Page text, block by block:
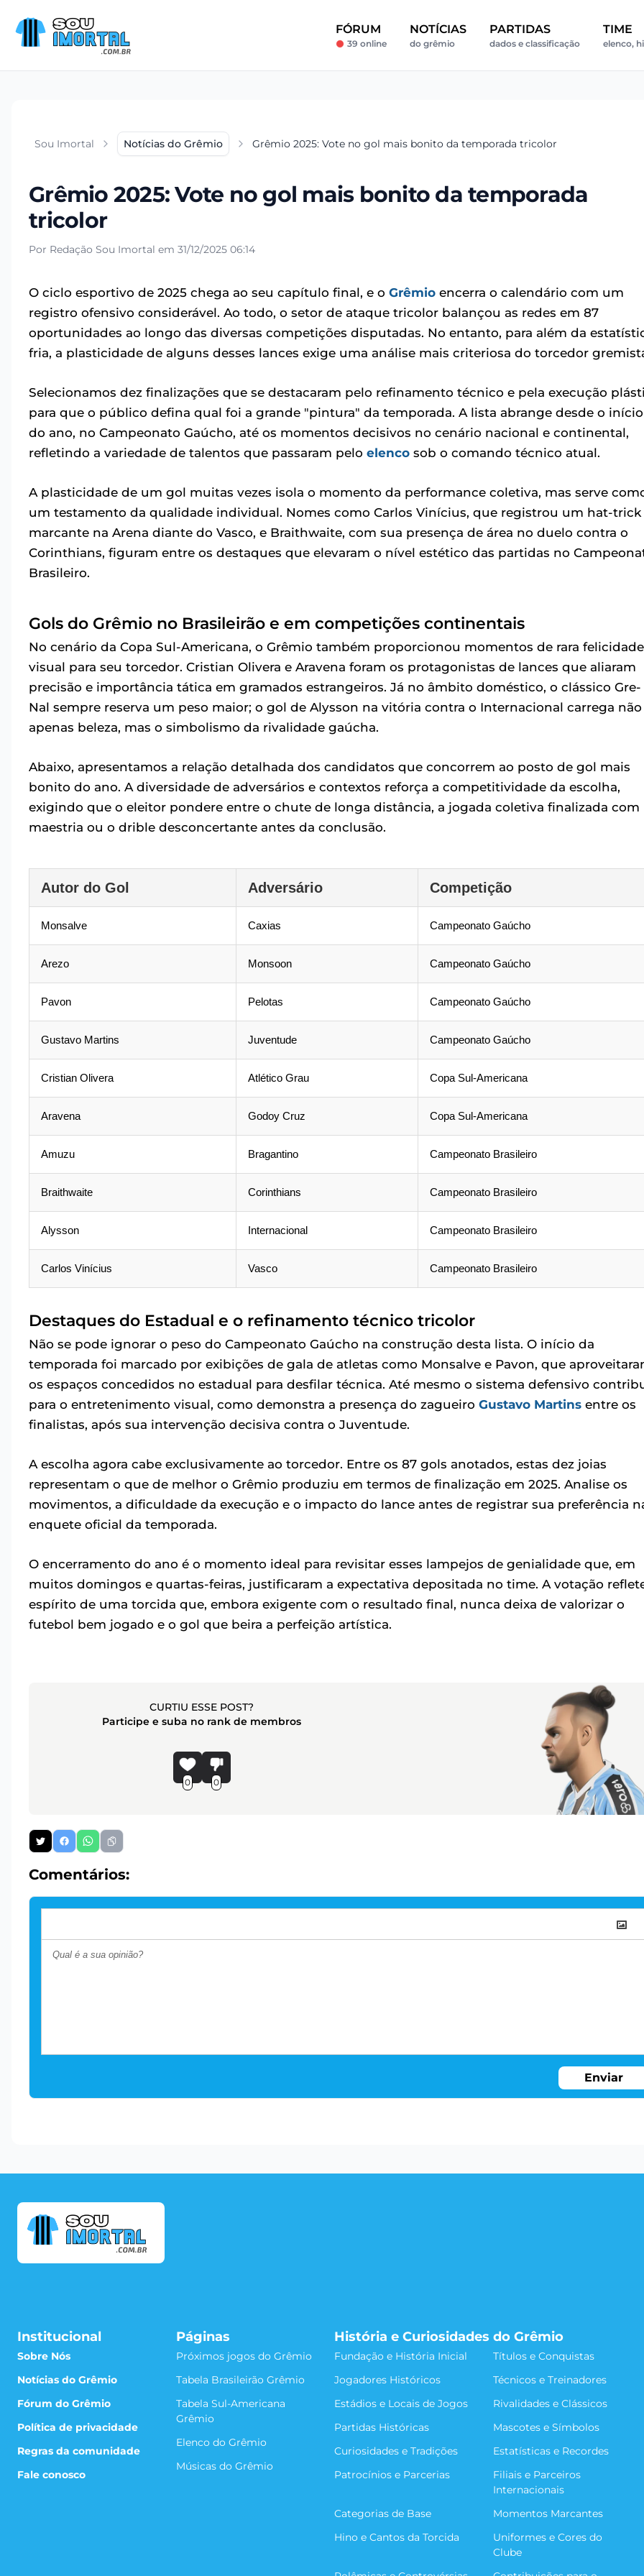
FÓRUM
39 online
NOTÍCIAS
do grêmio
PARTIDAS
dados e classificação
TIME
elenco,
Sou Imortal Notícias do Grêmio Grêmio 2025: Vote no gol mais bonito da temporada tricolor
Grêmio 2025: Vote no gol mais bonito da temporada
tricolor
Por Redação Sou Imortal em 31/12/2025 06:14
O ciclo esportivo de 2025 chega ao seu capítulo final, e o Grêmio encerra o calendário com um
registro ofensivo considerável. Ao todo, o setor de ataque tricolor balançou as redes em 87
oportunidades ao longo das diversas competições disputadas. No entanto, para além da
fria, a plasticidade de alguns desses lances exige uma análise mais criteriosa do torcedor
Selecionamos dez finalizações que se destacaram pelo refinamento técnico e pela execução
para que o público defina qual foi a grande "pintura" da temporada. A lista abrange desde o início
do ano, no Campeonato Gaúcho, até os momentos decisivos no cenário nacional e continental,
refletindo a variedade de talentos que passaram pelo elenco sob o comando técnico atual.
A plasticidade de um gol muitas vezes isola o momento da performance coletiva, mas serve
um testamento da qualidade individual. Nomes como Carlos Vinícius, que registrou um hat-trick
marcante na Arena diante do Vasco, e Braithwaite, com sua presença de área no duelo contra o
Corinthians, figuram entre os destaques que elevaram o nível estético das partidas no
Brasileiro.
Gols do Grêmio no Brasileirão e em competições continentais
No cenário da Copa Sul-Americana, o Grêmio também proporcionou momentos de rara felicidade
visual para seu torcedor. Cristian Olivera e Aravena foram os protagonistas de lances que aliaram
precisão e importância tática em gramados estrangeiros. Já no âmbito doméstico, o clássico Gre-
Nal sempre reserva um peso maior; o gol de Alysson na vitória contra o Internacional carrega não
apenas beleza, mas o simbolismo da rivalidade gaúcha.
Abaixo, apresentamos a relação detalhada dos candidatos que concorrem ao posto de gol mais
bonito do ano. A diversidade de adversários e contextos reforça a competitividade da escolha,
exigindo que o eleitor pondere entre o chute de longa distância, a jogada coletiva finalizada com
maestria ou o drible desconcertante antes da conclusão.
Autor do Gol Adversário Competição
Monsalve Caxias Campeonato Gaúcho
Arezo Monsoon Campeonato Gaúcho
Pavon Pelotas Campeonato Gaúcho
Gustavo Martins Juventude Campeonato Gaúcho
Cristian Olivera Atlético Grau Copa Sul-Americana
Aravena Godoy Cruz Copa Sul-Americana
Amuzu Bragantino Campeonato Brasileiro
Braithwaite Corinthians Campeonato Brasileiro
Alysson Internacional Campeonato Brasileiro
Carlos Vinícius Vasco Campeonato Brasileiro
Destaques do Estadual e o refinamento técnico tricolor
Não se pode ignorar o peso do Campeonato Gaúcho na construção desta lista. O início da
temporada foi marcado por exibições de gala de atletas como Monsalve e Pavon, que
os espaços concedidos no estadual para desfilar técnica. Até mesmo o sistema defensivo
para o entretenimento visual, como demonstra a presença do zagueiro Gustavo Martins entre os
finalistas, após sua intervenção decisiva contra o Juventude.
A escolha agora cabe exclusivamente ao torcedor. Entre os 87 gols anotados, estas dez joias
representam o que de melhor o Grêmio produziu em termos de finalização em 2025. Analise os
movimentos, a dificuldade da execução e o impacto do lance antes de registrar sua preferência
enquete oficial da temporada.
O encerramento do ano é o momento ideal para revisitar esses lampejos de genialidade que, em
muitos domingos e quartas-feiras, justificaram a expectativa depositada no time. A votação
espírito de uma torcida que, embora exigente com o resultado final, nunca deixa de valorizar o
futebol bem jogado e o gol que beira a perfeição artística.
CURTIU ESSE POST?
Participe e suba no rank de membros
0 0
Comentários:
Enviar
Institucional
Sobre Nós
Notícias do Grêmio
Fórum do Grêmio
Política de privacidade
Regras da comunidade
Fale conosco
Páginas
Próximos jogos do Grêmio
Tabela Brasileirão Grêmio
Tabela Sul-Americana
Grêmio
Elenco do Grêmio
Músicas do Grêmio
História e Curiosidades do Grêmio
Fundação e História Inicial
Títulos e Conquistas
Jogadores Históricos
Técnicos e Treinadores
Estádios e Locais de Jogos
Rivalidades e Clássicos
Partidas Históricas
Mascotes e Símbolos
Curiosidades e Tradições
Estatísticas e Recordes
Patrocínios e Parcerias
Filiais e Parceiros
Internacionais
Categorias de Base
Momentos Marcantes
Hino e Cantos da Torcida
Uniformes e Cores do
Clube